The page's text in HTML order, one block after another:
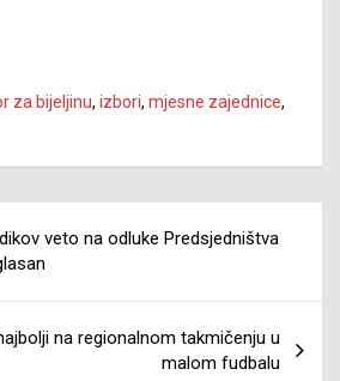
za bijeljinu, izbori, mjesne zajednice,
veto na odluke Predsjedništva
na regionalnom takmičenju u
malom fudbalu